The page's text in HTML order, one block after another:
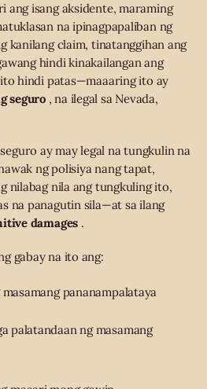
ang isang aksidente, maraming
na ipinagpapaliban ng
kanilang claim, tinatanggihan ang
hindi kinakailangan ang
hindi patas—maaaring ito ay
seguro, na ilegal sa Nevada,
ay may legal na tungkulin na
ng polisiya nang tapat,
nilabag nila ang tungkuling ito,
na panagutin sila—at sa ilang
damages .
gabay na ito ang:
pananampalataya
palatandaan ng masamang